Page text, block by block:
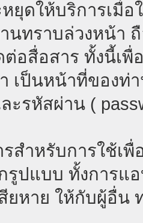
ยุดให้บริการเมื่
นทราบล่วงหน้า
อสื่อสาร ทั้งนี้เพื่
เป็นหน้าที่ของท่
ละรหัสผ่าน (
รสำหรับการใช้เ
รูปแบบ ทั้งการแ
ยหาย ให้กับผู้อื่น